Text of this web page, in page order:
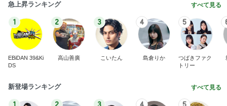
急上昇ランキング すべて見る
1
EBiDAN 39&Ki
DS
2
高山善廣
3
こいたん
4
島倉りか
5
つばきファク
トリー
新登場ランキング すべて見る
1 2 3 4 5